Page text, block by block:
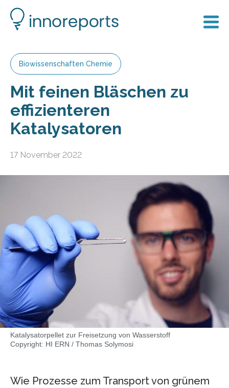
Biowissenschaften Chemie
Mit feinen Bläschen zu
effizienteren
Katalysatoren
17 November 2022
Katalysatorpellet zur Freisetzung von Wasserstoff
Copyright: HI ERN / Thomas Solymosi
Wie Prozesse zum Transport von grünem